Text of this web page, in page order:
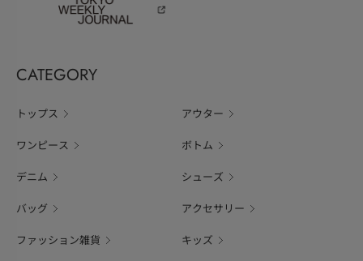
CATEGORY
トップス アウター
ワンピース ボトム
デニム シューズ
バッグ アクセサリー
ファッション雑貨 キッズ